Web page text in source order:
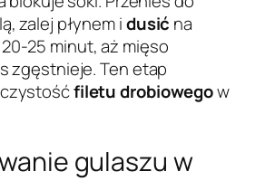
zalej płynem idusić na
25 minut, aż mięso
zgęstnieje. Ten etap
filetu drobiowegow
gulaszu w